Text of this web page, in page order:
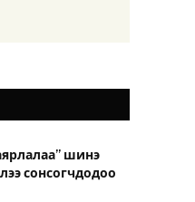
шинэ
сонсогчдодоо